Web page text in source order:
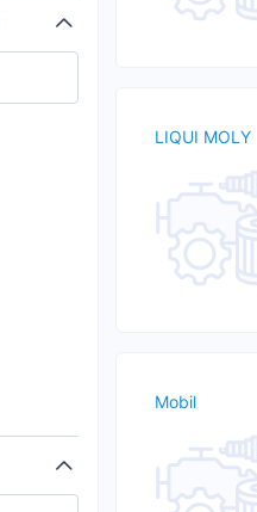
LIQUI MOLY
Mobil